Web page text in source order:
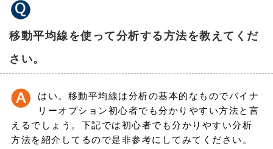
移動平均線を使って分析する方法を教えてくだ
さい。
はい。移動平均線は分析の基本的なものでバイナ
リーオプション初心者でも分かりやすい方法と言
えるでしょう。下記では初心者でも分かりやすい分析
方法を紹介してるので是非参考にしてみてください。